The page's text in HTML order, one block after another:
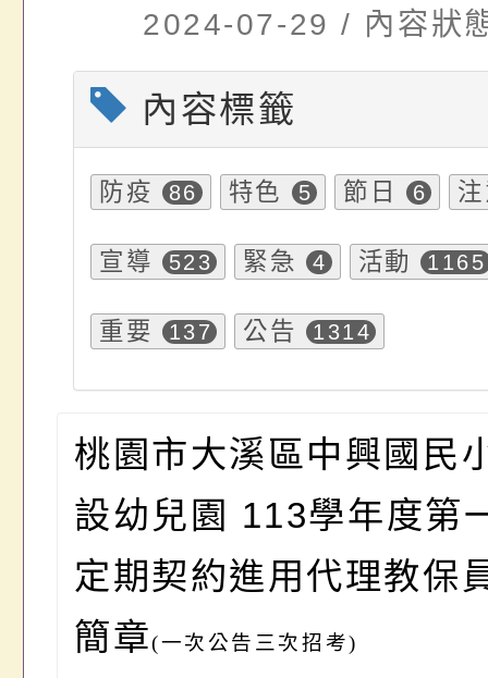
2024-07-29 / 內容狀
內容標籤
防疫 86 特色 5 節日 6
宣導 523 緊急 4 活動 1165
重要 137 公告 1314
桃園市大溪區中興國民
設幼兒園 113學年度第
定期契約進用代理教保
簡章(一次公告三次招考)